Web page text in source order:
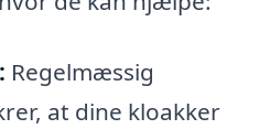
Regelmæssig
at dine kloakker